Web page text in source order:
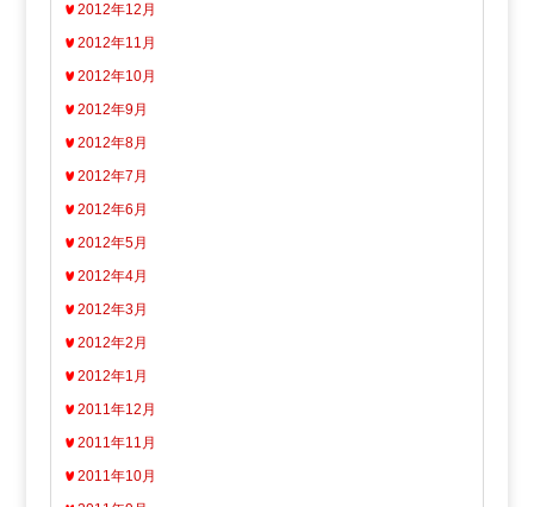
2012年12月
2012年11月
2012年10月
2012年9月
2012年8月
2012年7月
2012年6月
2012年5月
2012年4月
2012年3月
2012年2月
2012年1月
2011年12月
2011年11月
2011年10月